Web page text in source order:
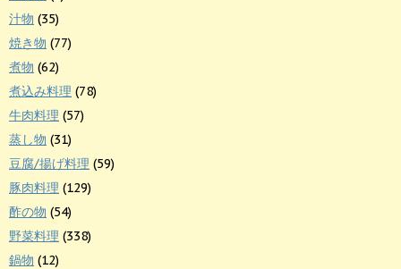
汁物 (35)
焼き物 (77)
煮物 (62)
煮込み料理 (78)
牛肉料理 (57)
蒸し物 (31)
豆腐/揚げ料理 (59)
豚肉料理 (129)
酢の物 (54)
野菜料理 (338)
鍋物 (12)